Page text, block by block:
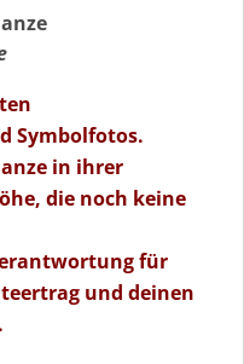
Symbolfotos.
in ihrer
die noch keine
für
und deinen